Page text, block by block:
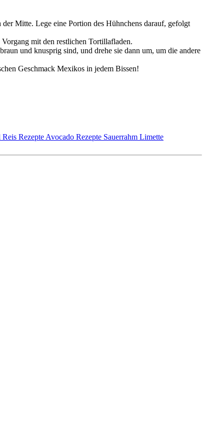
Mitte. Lege eine Portion des Hühnchens darauf, gefolgt
mit den restlichen Tortillafladen.
und knusprig sind, und drehe sie dann um, um die andere
Geschmack Mexikos in jedem Bissen!
Reis Rezepte Avocado Rezepte Sauerrahm Limette